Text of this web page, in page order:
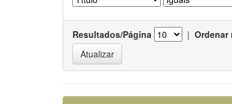
Resultados/Página |